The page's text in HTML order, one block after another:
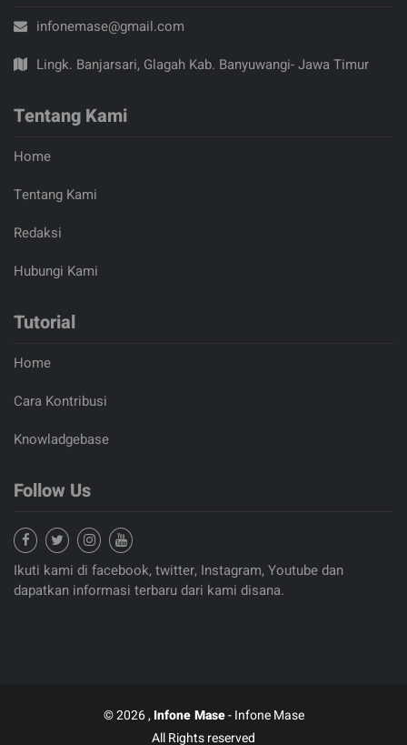
infonemase@gmail.com
Lingk. Banjarsari, Glagah Kab. Banyuwangi- Jawa Timur
Tentang Kami
Home
Tentang Kami
Redaksi
Hubungi Kami
Tutorial
Home
Cara Kontribusi
Knowladgebase
Follow Us
Ikuti kami di facebook, twitter, Instagram, Youtube dan
dapatkan informasi terbaru dari kami disana.
© 2026 ,Infone Mase- Infone Mase
All Rights reserved